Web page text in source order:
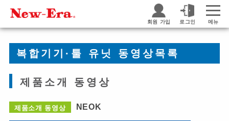
회원 가입 로그인 메뉴
복합기기·툴 유닛 동영상목록
제품소개 동영상
제품소개 동영상 NEOK